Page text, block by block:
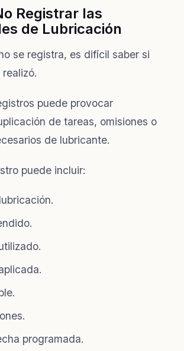
Registrar las
de Lubricación
se registra, es difícil saber si
puede provocar
de tareas, omisiones o
de lubricante.
puede incluir:
programada.